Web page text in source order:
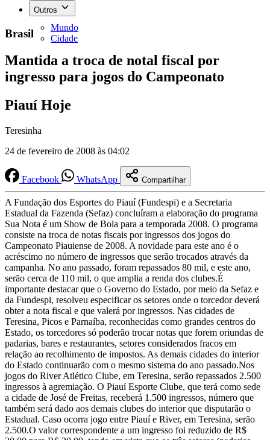
Outros
Mundo
Cidade
Brasil
Mantida a troca de notal fiscal por
ingresso para jogos do Campeonato
Piauí Hoje
Teresinha
24 de fevereiro de 2008 às 04:02
Facebook WhatsApp Compartilhar
A Fundação dos Esportes do Piauí (Fundespi) e a Secretaria
Estadual da Fazenda (Sefaz) concluíram a elaboração do programa
Sua Nota é um Show de Bola para a temporada 2008. O programa
consiste na troca de notas fiscais por ingressos dos jogos do
Campeonato Piauiense de 2008. A novidade para este ano é o
acréscimo no número de ingressos que serão trocados através da
campanha. No ano passado, foram repassados 80 mil, e este ano,
serão cerca de 110 mil, o que amplia a renda dos clubes.É
importante destacar que o Governo do Estado, por meio da Sefaz e
da Fundespi, resolveu especificar os setores onde o torcedor deverá
obter a nota fiscal e que valerá por ingressos. Nas cidades de
Teresina, Picos e Parnaíba, reconhecidas como grandes centros do
Estado, os torcedores só poderão trocar notas que forem oriundas de
padarias, bares e restaurantes, setores considerados fracos em
relação ao recolhimento de impostos. As demais cidades do interior
do Estado continuarão com o mesmo sistema do ano passado.Nos
jogos do River Atlético Clube, em Teresina, serão repassados 2.500
ingressos à agremiação. O Piauí Esporte Clube, que terá como sede
a cidade de José de Freitas, receberá 1.500 ingressos, número que
também será dado aos demais clubes do interior que disputarão o
Estadual. Caso ocorra jogo entre Piauí e River, em Teresina, serão
2.500.O valor correspondente a um ingresso foi reduzido de R$